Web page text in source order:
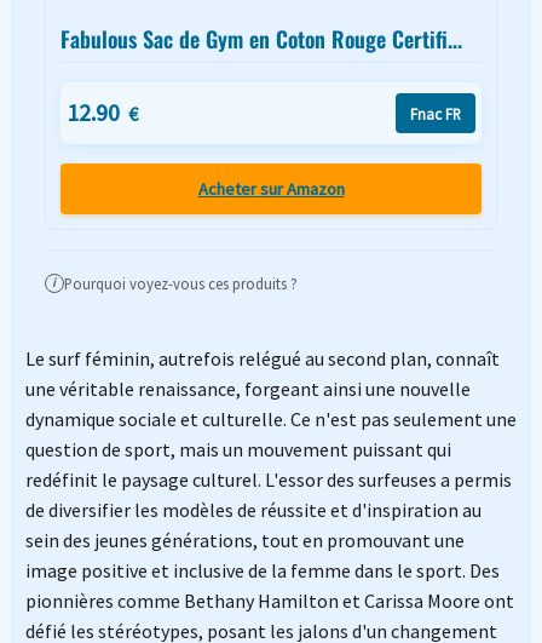
Fabulous Sac de Gym en Coton Rouge Certifi...
12.90 € Fnac FR
Acheter sur Amazon
i Pourquoi voyez-vous ces produits ?
Le surf féminin, autrefois relégué au second plan, connaît
une véritable renaissance, forgeant ainsi une nouvelle
dynamique sociale et culturelle. Ce n'est pas seulement une
question de sport, mais un mouvement puissant qui
redéfinit le paysage culturel. L'essor des surfeuses a permis
de diversifier les modèles de réussite et d'inspiration au
sein des jeunes générations, tout en promouvant une
image positive et inclusive de la femme dans le sport. Des
pionnières comme Bethany Hamilton et Carissa Moore ont
défié les stéréotypes, posant les jalons d'un changement